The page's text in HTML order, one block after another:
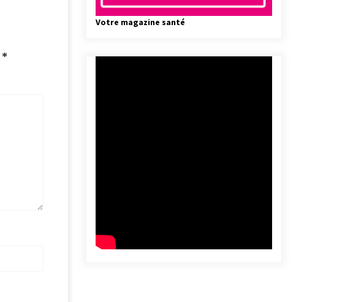
*
Votre magazine santé